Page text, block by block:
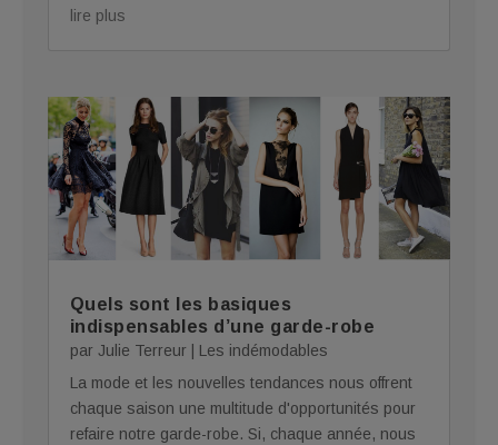
lire plus
Quels sont les basiques
indispensables d’une garde-robe
par Julie Terreur
Les indémodables
La mode et les nouvelles tendances nous offrent
chaque saison une multitude d'opportunités pour
refaire notre garde-robe. Si, chaque année, nous